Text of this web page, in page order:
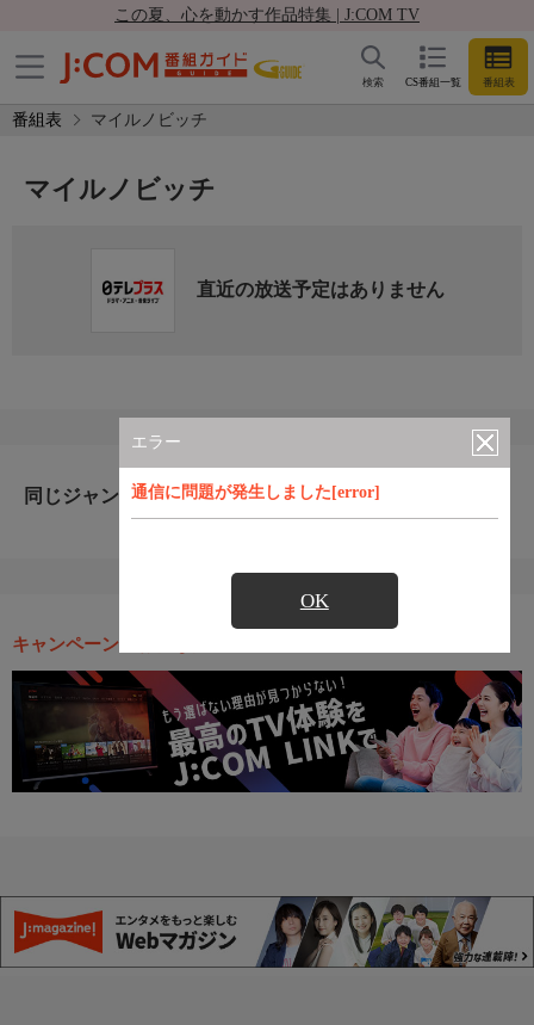
この夏、心を動かす作品特集 | J:COM TV
CS番組一覧 番組表
検索
番組表 マイルノビッチ
エラー
通信に問題が発生しました[error]
OK
マイルノビッチ
直近の放送予定はありません
同じジャンルのおすすめ番組
キャンペーン・お得な情報